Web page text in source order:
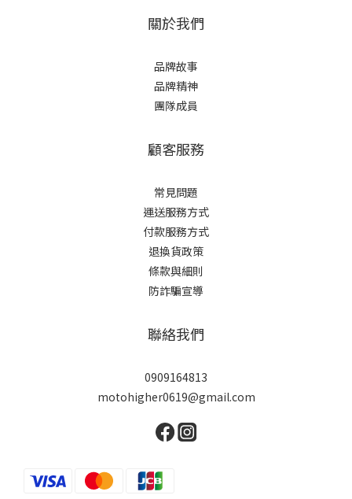
關於我們
品牌故事
品牌精神
團隊成員
顧客服務
常見問題
運送服務方式
付款服務方式
退換貨政策
條款與細則
防詐騙宣導
聯絡我們
0909164813
motohigher0619@gmail.com